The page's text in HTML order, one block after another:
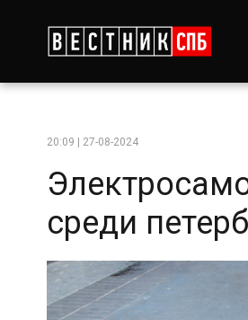
20:09 | 27-08-2024
среди